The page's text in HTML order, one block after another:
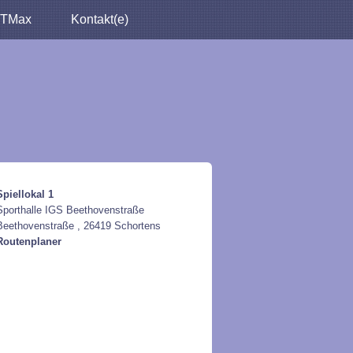
Kontakt(e)
1
IGS Beethovenstraße
, 26419 Schortens